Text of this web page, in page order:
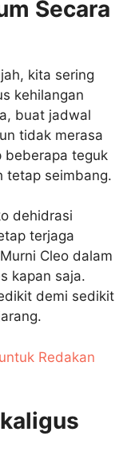
Secara
kita sering
kehilangan
buat jadwal
tidak merasa
beberapa teguk
tetap seimbang.
dehidrasi
terjaga
Cleo dalam
kapan saja.
demi sedikit
Redakan